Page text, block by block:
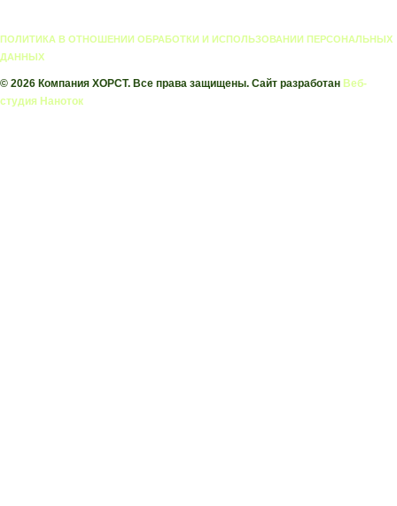
ПОЛИТИКА В ОТНОШЕНИИ ОБРАБОТКИ И ИСПОЛЬЗОВАНИИ ПЕРСОНАЛЬНЫХ
ДАННЫХ
© 2026 Компания ХОРСТ. Все права защищены. Сайт разработан Веб-
студия Наноток